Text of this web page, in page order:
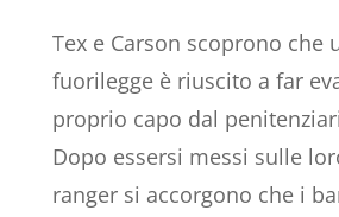
Tex e Carson scoprono che
fuorilegge è riuscito a far
proprio capo dal
Dopo essersi messi sulle
ranger si accorgono che i